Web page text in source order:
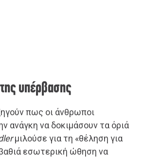
υπέρβασης
πως οι άνθρωποι
ανάγκη να δοκιμάσουν τα όριά
μιλούσε για τη «θέληση για
εσωτερική ώθηση να